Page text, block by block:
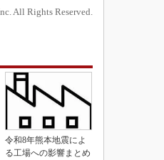
All Rights Reserved.
令和8年熊本地震によ
る工場への影響まとめ